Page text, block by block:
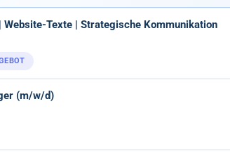
Website-Texte | Strategische Kommunikation
(m/w/d)